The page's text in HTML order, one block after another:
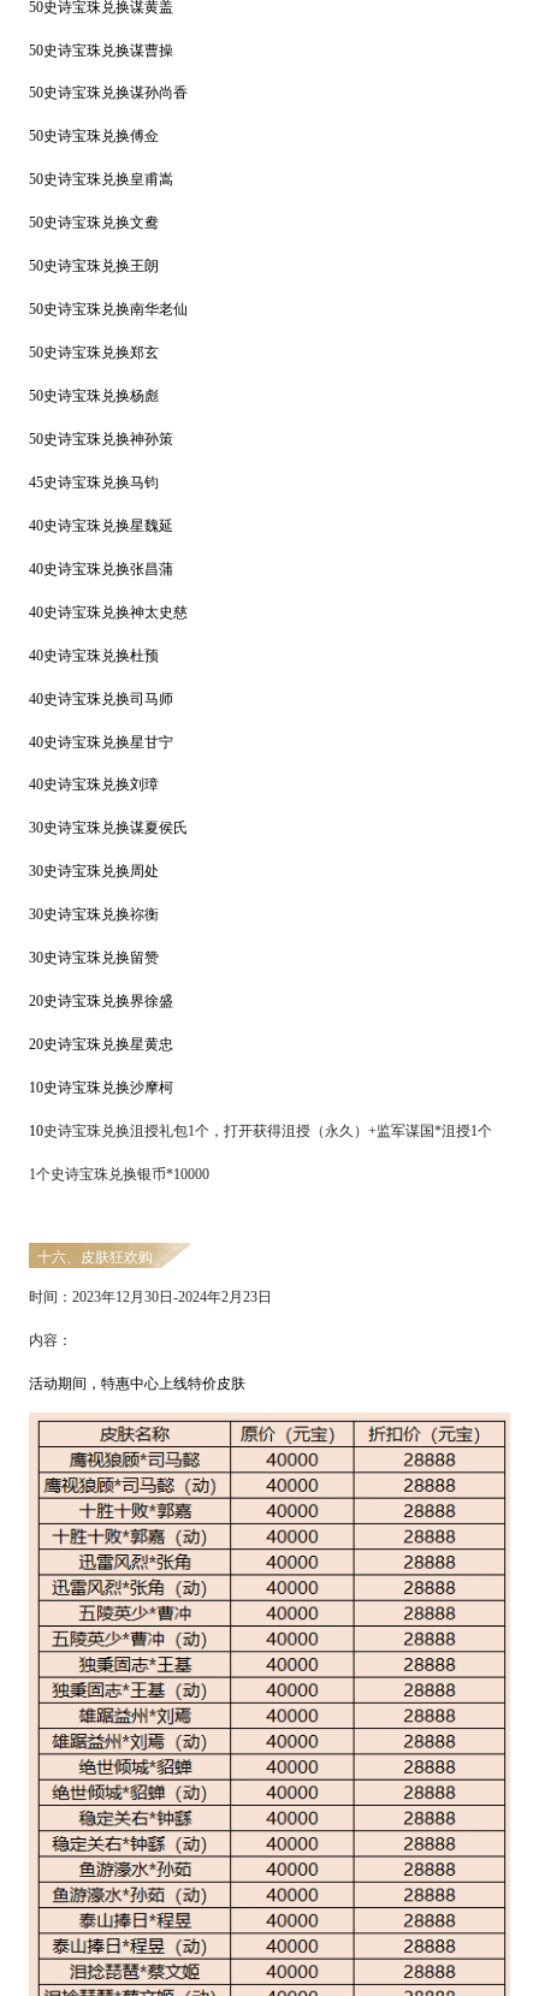
50史诗宝珠兑换谋黄盖
50史诗宝珠兑换谋曹操
50史诗宝珠兑换谋孙尚香
50史诗宝珠兑换傅佥
50史诗宝珠兑换皇甫嵩
50史诗宝珠兑换文鸯
50史诗宝珠兑换王朗
50史诗宝珠兑换南华老仙
50史诗宝珠兑换郑玄
50史诗宝珠兑换杨彪
50史诗宝珠兑换神孙策
45史诗宝珠兑换马钧
40史诗宝珠兑换星魏延
40史诗宝珠兑换张昌蒲
40史诗宝珠兑换神太史慈
40史诗宝珠兑换杜预
40史诗宝珠兑换司马师
40史诗宝珠兑换星甘宁
40史诗宝珠兑换刘璋
30史诗宝珠兑换谋夏侯氏
30史诗宝珠兑换周处
30史诗宝珠兑换祢衡
30史诗宝珠兑换留赞
20史诗宝珠兑换界徐盛
20史诗宝珠兑换星黄忠
10史诗宝珠兑换沙摩柯
10史诗宝珠兑换沮授礼包1个，打开获得沮授（永久）+监军谋国*沮授1个
1个史诗宝珠兑换银币*10000
十六、皮肤狂欢购
时间： 2023年12月 30日 -2024年2月 23日
内容：
活动期间 ， 特惠中心上线特价皮肤